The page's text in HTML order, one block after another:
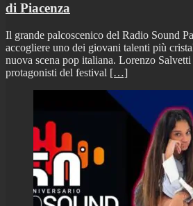
di Piacenza
Il grande palcoscenico del Radio Sound
accogliere uno dei giovani talenti più
nuova scena pop italiana. Lorenzo Salvetti
protagonisti del festival […]